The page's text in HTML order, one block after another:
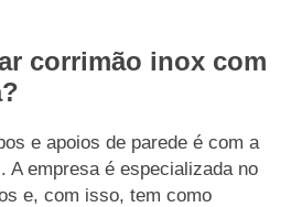
corrimão inox com
e apoios de parede é com a
A empresa é especializada no
e, com isso, tem como